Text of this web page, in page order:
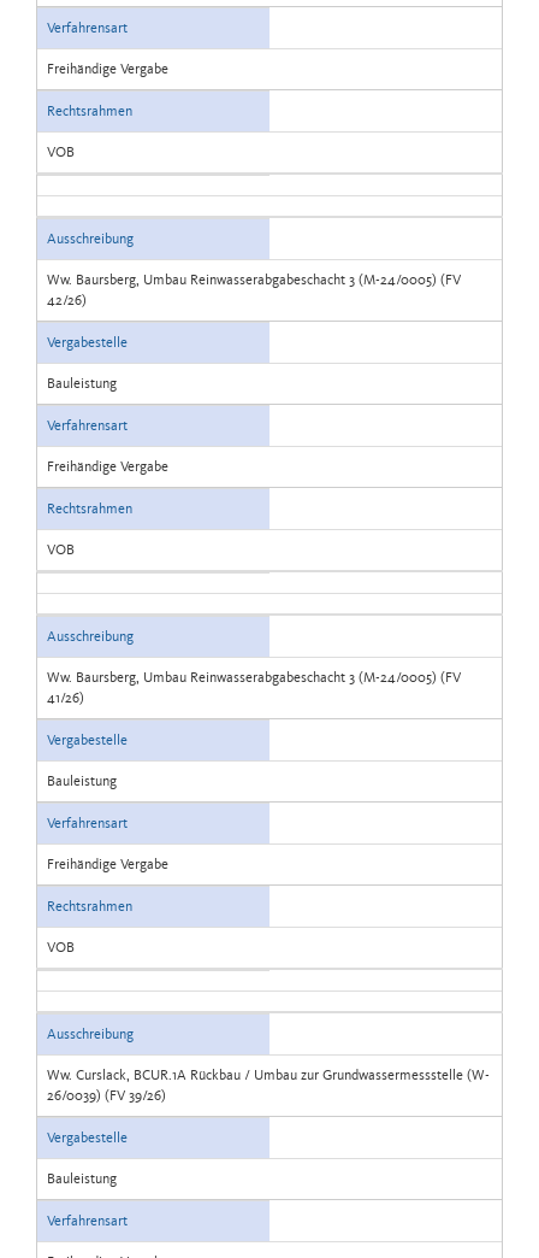
Verfahrensart
Freihändige Vergabe
Rechtsrahmen
VOB
Ausschreibung
Ww. Baursberg, Umbau Reinwasserabgabeschacht 3 (M-24/0005) (FV
42/26)
Vergabestelle
Bauleistung
Verfahrensart
Freihändige Vergabe
Rechtsrahmen
VOB
Ausschreibung
Ww. Baursberg, Umbau Reinwasserabgabeschacht 3 (M-24/0005) (FV
41/26)
Vergabestelle
Bauleistung
Verfahrensart
Freihändige Vergabe
Rechtsrahmen
VOB
Ausschreibung
Ww. Curslack, BCUR.1A Rückbau / Umbau zur Grundwassermessstelle (W-
26/0039) (FV 39/26)
Vergabestelle
Bauleistung
Verfahrensart